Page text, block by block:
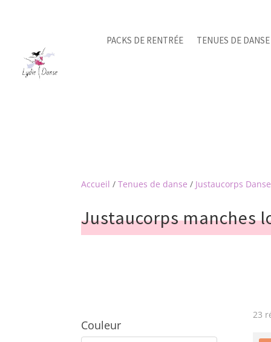
PACKS DE RENTRÉE TENUES DE DANSE
Accueil /Tenues de danse / Justaucorps Danse
Justaucorps manches
Couleur
23